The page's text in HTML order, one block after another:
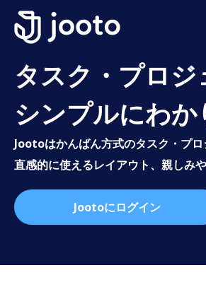
タスク・プロ
シンプルにわか
Jootoはかんばん方式のタスク・プロ
直感的に使えるレイアウト、親しみ
Jootoにログイン